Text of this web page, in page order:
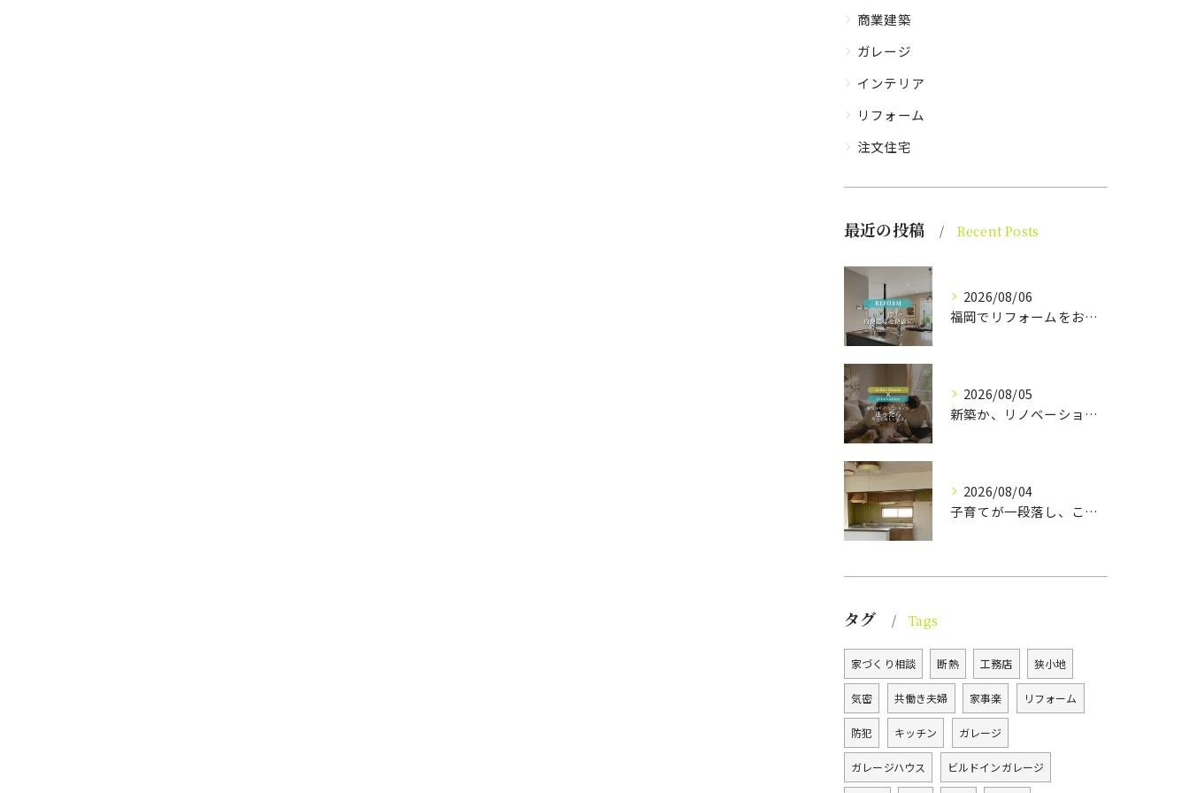
商業建築
ガレージ
インテリア
リフォーム
注文住宅
最近の投稿 Recent Posts
2026/08/06
福岡でリフォームをお考えの方、必見。
2026/08/05
新築か、リノベーションか。
2026/08/04
子育てが一段落し、これからの暮らしをより心地よく、ラクに整え...
タグ Tags
家づくり相談 断熱 工務店 狭小地
気密 共働き夫婦 家事楽 リフォーム
防犯 キッチン ガレージ
ガレージハウス ビルドインガレージ